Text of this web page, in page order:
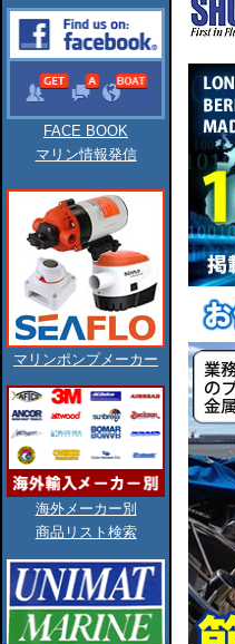
FACE BOOK
マリン情報発信
マリンポンプメーカー
海外メーカー別
商品リスト検索